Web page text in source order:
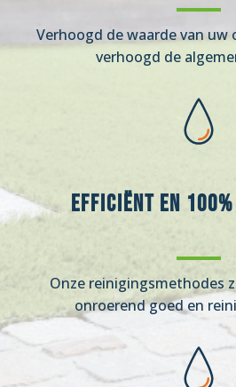
Verhoogd de waarde van uw
verhoogd de
Efficiënt en
Onze reinigingsmethodes
onroerend goed en